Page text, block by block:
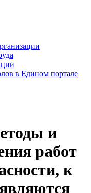
в Едином портале
и
работ
к